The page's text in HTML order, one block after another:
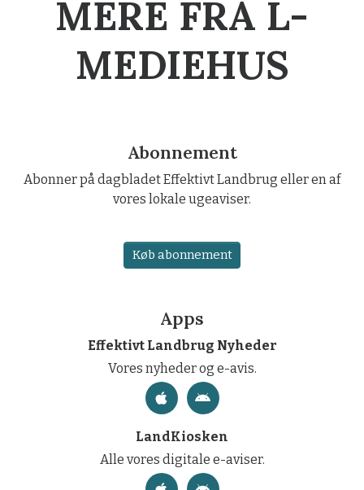
MERE FRA L-
MEDIEHUS
Abonnement
Abonner på dagbladet Effektivt Landbrug eller en af
vores lokale ugeaviser.
Køb abonnement
Apps
Effektivt Landbrug Nyheder
Vores nyheder og e-avis.
LandKiosken
Alle vores digitale e-aviser.